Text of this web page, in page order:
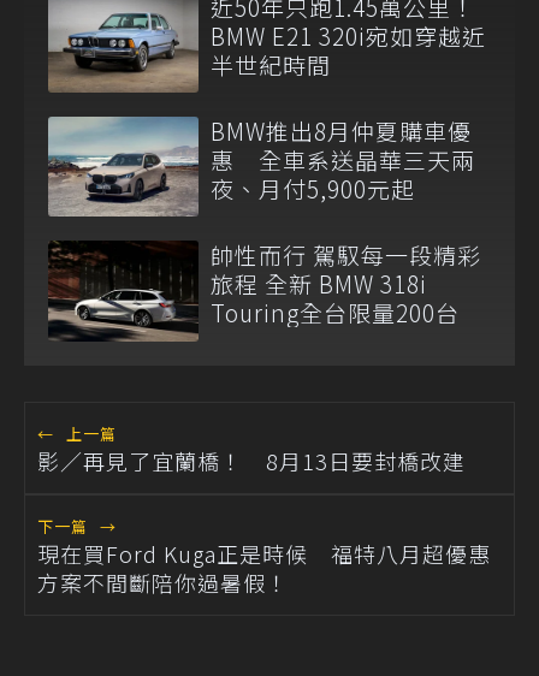
BMW E21 320i宛如穿越近
半世紀時間
BMW推出8月仲夏購車優
惠 全車系送晶華三天兩
夜、月付5,900元起
帥性而行 駕馭每一段精彩
旅程 全新 BMW 318i
Touring全台限量200台
← 上一篇
影／再見了宜蘭橋！ 8月13日要封橋改建
下一篇 →
現在買Ford Kuga正是時候 福特八月超優惠
方案不間斷陪你過暑假！